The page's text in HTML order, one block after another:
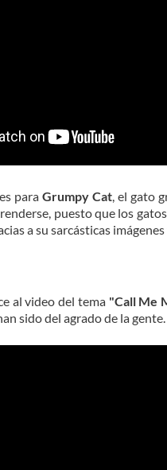
para Grumpy Cat, el gato
puesto que los
a su sarcásticas
al video del tema "Call Me
sido del agrado de la gente.